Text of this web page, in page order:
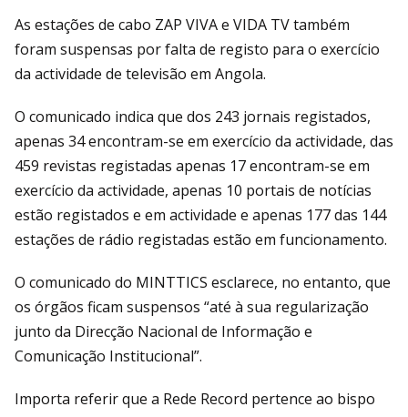
As estações de cabo ZAP VIVA e VIDA TV também
foram suspensas por falta de registo para o exercício
da actividade de televisão em Angola.
O comunicado indica que dos 243 jornais registados,
apenas 34 encontram-se em exercício da actividade, das
459 revistas registadas apenas 17 encontram-se em
exercício da actividade, apenas 10 portais de notícias
estão registados e em actividade e apenas 177 das 144
estações de rádio registadas estão em funcionamento.
O comunicado do MINTTICS esclarece, no entanto, que
os órgãos ficam suspensos “até à sua regularização
junto da Direcção Nacional de Informação e
Comunicação Institucional”.
Importa referir que a Rede Record pertence ao bispo